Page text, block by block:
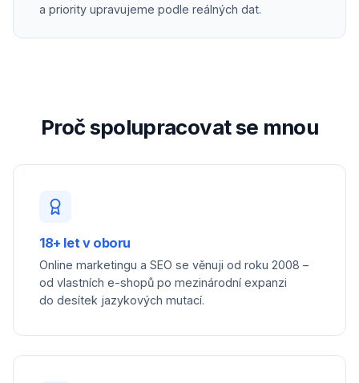
a priority upravujeme podle reálných dat.
Proč spolupracovat se mnou
18+ let v oboru
Online marketingu a SEO se věnuji od roku 2008 –
od vlastních e-shopů po mezinárodní expanzi
do desítek jazykových mutací.